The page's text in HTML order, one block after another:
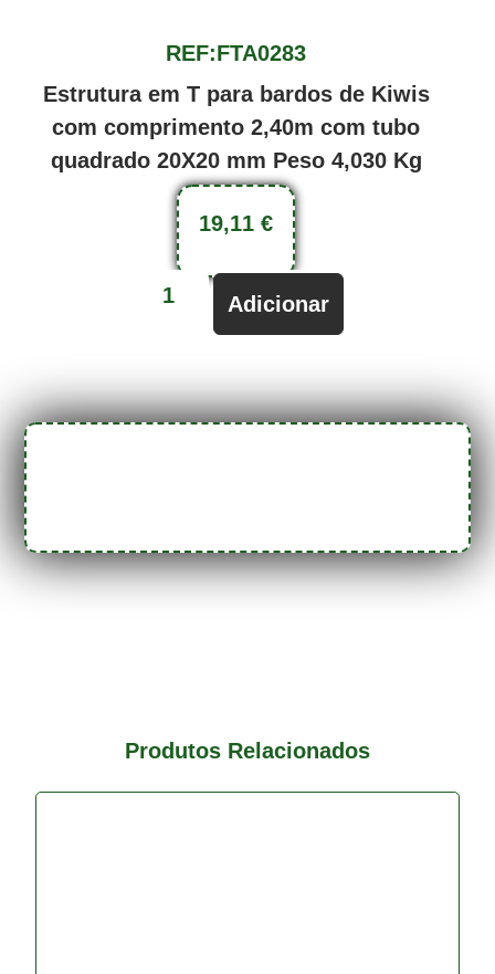
REF:FTA0283
Estrutura em T para bardos de Kiwis
com comprimento 2,40m com tubo
quadrado 20X20 mm Peso 4,030 Kg
19,11€
Adicionar
Produtos Relacionados